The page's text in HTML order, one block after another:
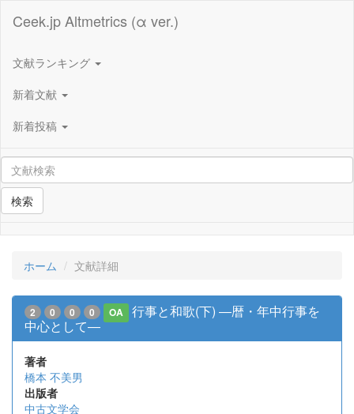
Ceek.jp Altmetrics (α ver.)
文献ランキング
新着文献
新着投稿
検索
ホーム 文献詳細
2 0 0 0 OA
行事と和歌(下) ―暦・年中行事を
中心として―
著者
橋本 不美男
出版者
中古文学会